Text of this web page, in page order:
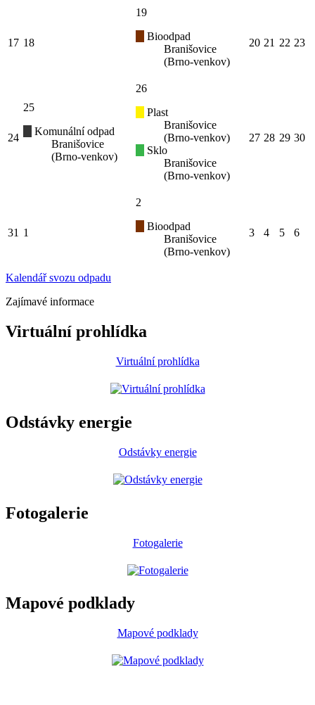
17 18
19
Bioodpad
Branišovice
(Brno-venkov)
20 21 22 23
24
25
Komunální odpad
Branišovice
(Brno-venkov)
26
Plast
Branišovice
(Brno-venkov)
Sklo
Branišovice
(Brno-venkov)
27 28 29 30
31 1
2
Bioodpad
Branišovice
(Brno-venkov)
3 4 5 6
Kalendář svozu odpadu
Zajímavé informace
Virtuální prohlídka
Virtuální prohlídka
Odstávky energie
Odstávky energie
Fotogalerie
Fotogalerie
Mapové podklady
Mapové podklady